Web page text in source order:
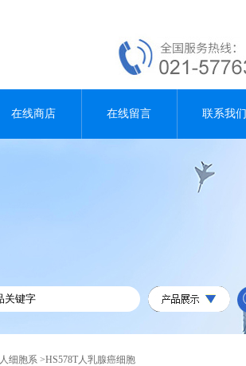
在线商店 在线留言 联系我们
人细胞系 >HS578T人乳腺癌细胞